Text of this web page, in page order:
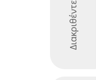
Διακριθέντες